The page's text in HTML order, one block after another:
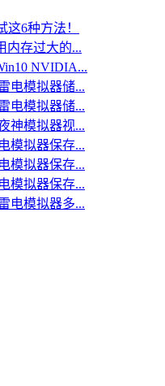
这6种方法！
内存过大的...
NVIDIA...
电模拟器储...
电模拟器储...
神模拟器视...
模拟器保存...
模拟器保存...
模拟器保存...
电模拟器多...